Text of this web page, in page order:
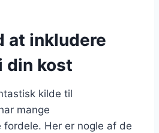
at inkludere
din kost
kilde til
mange
Her er nogle af de